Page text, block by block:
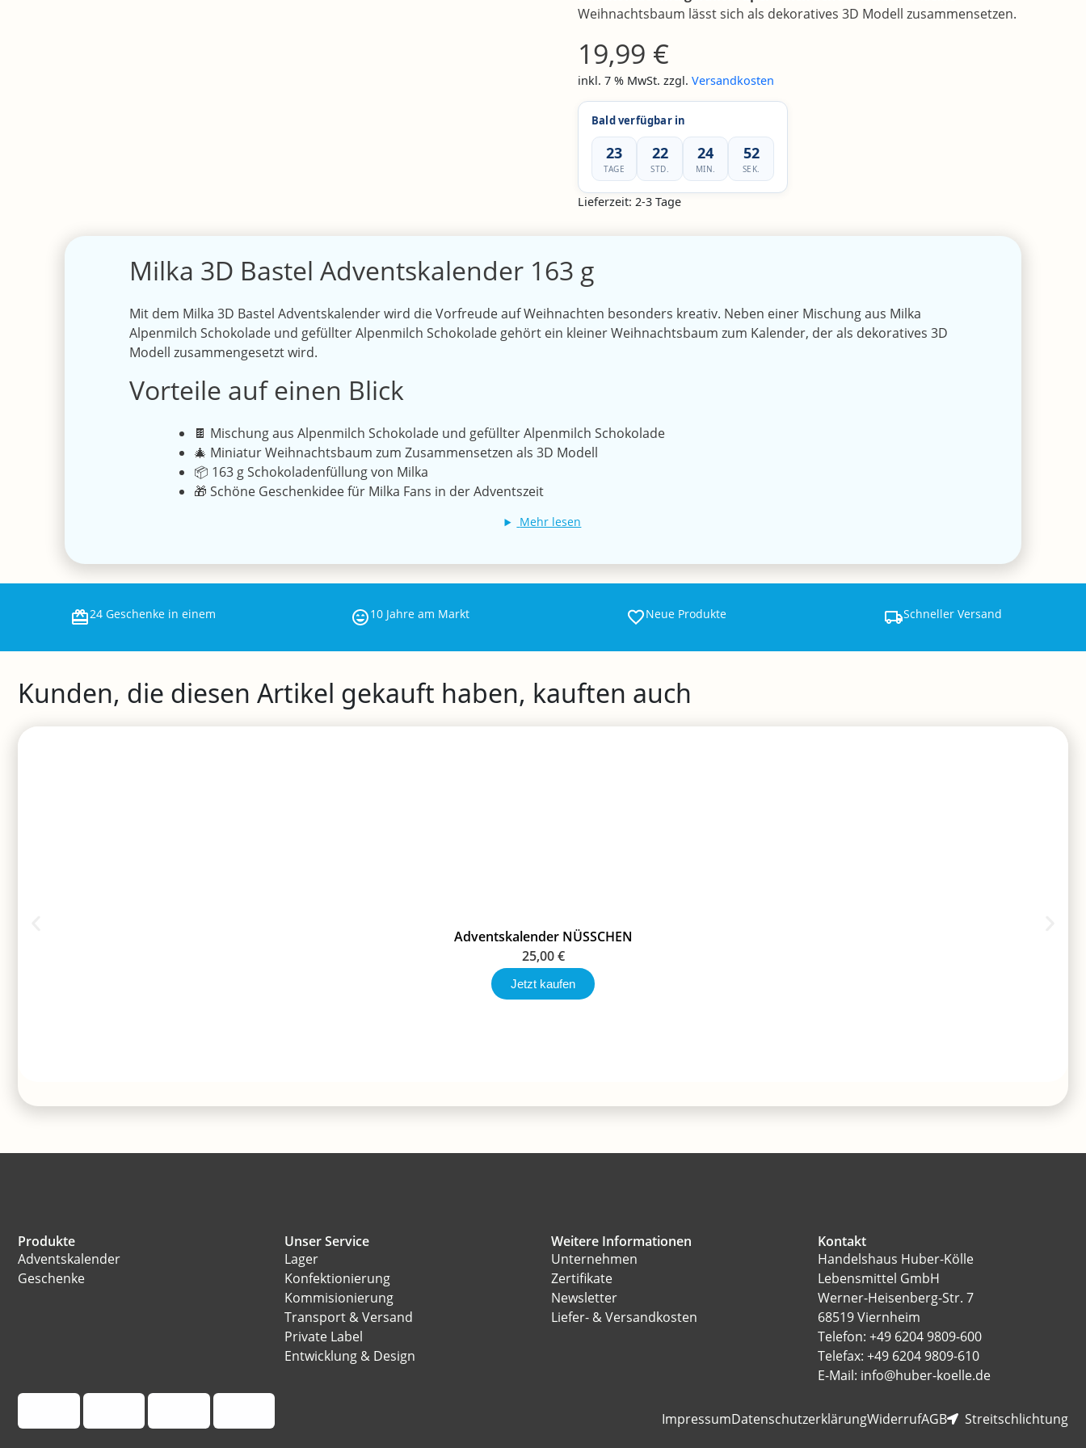
Weihnachtsbaum lässt sich als dekoratives 3D Modell zusammensetzen.
19,99 €
inkl. 7 % MwSt. zzgl. Versandkosten
Bald verfügbar in
23
TAGE
22
STD.
24
MIN.
52
SEK.
Lieferzeit: 2-3 Tage
Milka 3D Bastel Adventskalender 163 g
Mit dem Milka 3D Bastel Adventskalender wird die Vorfreude auf Weihnachten besonders kreativ. Neben einer Mischung aus Milka
Alpenmilch Schokolade und gefüllter Alpenmilch Schokolade gehört ein kleiner Weihnachtsbaum zum Kalender, der als dekoratives 3D
Modell zusammengesetzt wird.
Vorteile auf einen Blick
🍫 Mischung aus Alpenmilch Schokolade und gefüllter Alpenmilch Schokolade
🎄 Miniatur Weihnachtsbaum zum Zusammensetzen als 3D Modell
📦 163 g Schokoladenfüllung von Milka
🎁 Schöne Geschenkidee für Milka Fans in der Adventszeit
Mehr lesen
24 Geschenke in einem 10 Jahre am Markt Neue Produkte Schneller Versand
Kunden, die diesen Artikel gekauft haben, kauften auch
Adventskalender NÜSSCHEN
25,00€
Jetzt kaufen
Produkte
Adventskalender
Geschenke
Unser Service
Lager
Konfektionierung
Kommisionierung
Transport & Versand
Private Label
Entwicklung & Design
Weitere Informationen
Unternehmen
Zertifikate
Newsletter
Liefer- & Versandkosten
Kontakt
Handelshaus Huber-Kölle
Lebensmittel GmbH
Werner-Heisenberg-Str. 7
68519 Viernheim
Telefon: +49 6204 9809-600
Telefax: +49 6204 9809-610
E-Mail: info@huber-koelle.de
ImpressumDatenschutzerklärungWiderrufAGB Streitschlichtung